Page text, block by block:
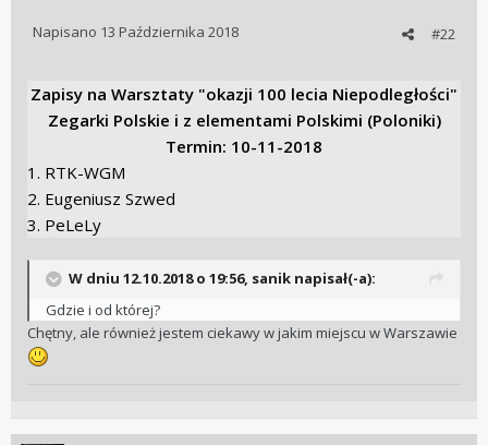
#22
Napisano 13 Października 2018
Zapisy na Warsztaty "okazji 100 lecia Niepodległości"
Zegarki Polskie i z elementami Polskimi (Poloniki)
Termin: 10-11-2018
1. RTK-WGM
2. Eugeniusz Szwed
3. PeLeLy
W dniu 12.10.2018 o 19:56, sanik napisał(-a):
Gdzie i od której?
Chętny, ale również jestem ciekawy w jakim miejscu w Warszawie